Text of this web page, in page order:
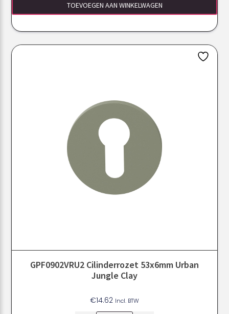
TOEVOEGEN AAN WINKELWAGEN
GPF0902VRU2 Cilinderrozet 53x6mm Urban
Jungle Clay
€14.62 Incl. BTW